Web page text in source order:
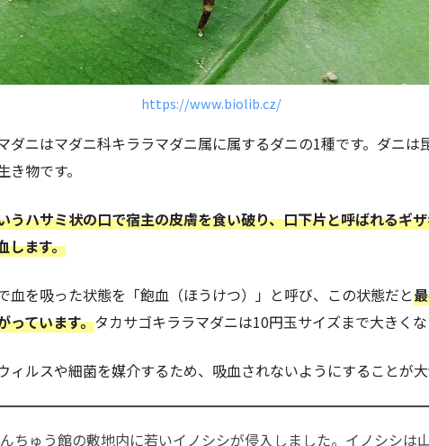
https://www.biolib.cz/
ダニはマダニ科キララマダニ属に属するダニの1種です。ダニは
き物です。
うハサミ状の口で宿主の皮膚を食い破り、口下片と呼ばれるギ
します。
血を吸った状態を「飽血（ほうけつ）」と呼び、この状態だと
っています。タカサゴキララマダニは10円玉サイズまで大きくな
ィルスや細菌を媒介するため、吸血されないようにすることが大
ちゅう館の敷地内に若いイノシシが侵入しました。イノシシは